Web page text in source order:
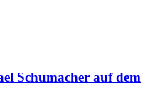
Schumacher auf dem